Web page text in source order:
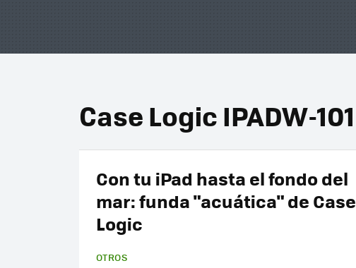
Case Logic IPADW-101
Con tu iPad hasta el fondo del
mar: funda "acuática" de Case
Logic
OTROS